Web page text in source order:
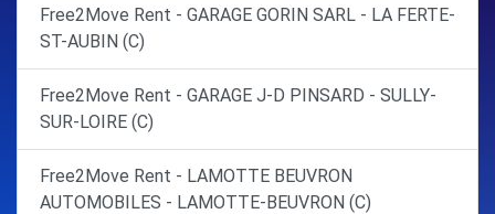
Free2Move Rent - GARAGE GORIN SARL - LA FERTE-
ST-AUBIN (C)
Free2Move Rent - GARAGE J-D PINSARD - SULLY-
SUR-LOIRE (C)
Free2Move Rent - LAMOTTE BEUVRON
AUTOMOBILES - LAMOTTE-BEUVRON (C)